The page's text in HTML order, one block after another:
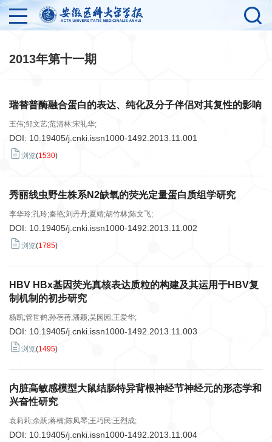
2013年第十一期
瑞替普酶融合蛋白的表达、纯化及分子伴侣对其复性的影响
王伟;邹文艺;范清林;宋礼华;
DOI: 10.19405/j.cnki.issn1000-1492.2013.11.001
浏览(1530)
秀丽线虫野生株系N2缺氧的荧光定量蛋白质组学研究
李华玲;孔玲;秦艳;刘丹丹;夏靖;胡竹林;陈文飞;
DOI: 10.19405/j.cnki.issn1000-1492.2013.11.002
浏览(1785)
HBV HBx基因荧光真核表达质粒的构建及其运用于HBV复
制机制的初步研究
杨凯;管世鹤;孙蓓蓓;潘颖;吴园园;王爱华;
DOI: 10.19405/j.cnki.issn1000-1492.2013.11.003
浏览(1495)
内脏高敏感模型大鼠结肠特异背根神经节神经元的形态学和
兴奋性研究
袁莉莉;余跃;蒋楠;陈凤琴;王巧民;王烈成;
DOI: 10.19405/j.cnki.issn1000-1492.2013.11.004